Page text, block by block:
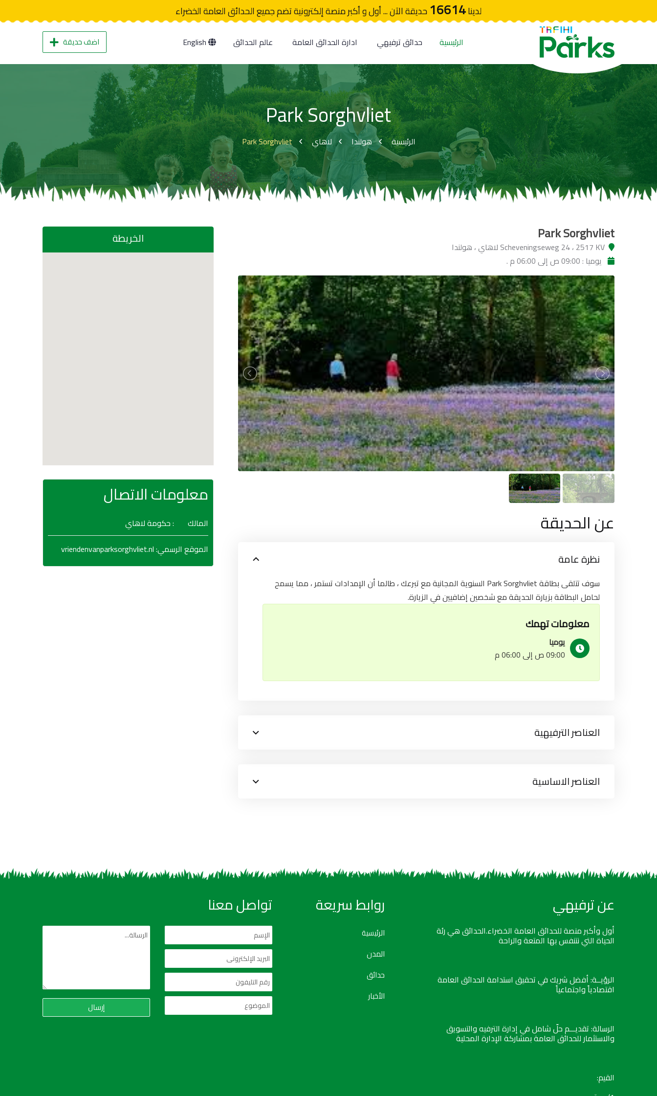
لدينا16614حديقة الآن ... أول و أكبر منصة إلكترونية تضم جميع الحدائق العامة الخضراء
الرئيسية حدائق ترفيهي ادارة الحدائق العامة عالم الحدائق اضف حديقة
Park Sorghvliet
الرئيسية هولندا لاهاي Park Sorghvliet
Park Sorghvliet
Scheveningseweg 24 ، 2517 KV لاهاي ، هولندا
يوميا : 09:00 ص إلى 06:00 م .
عن الحديقة
نظرة عامة
سوف تتلقى بطاقة Park Sorghvliet السنوية المجانية مع تبرعك ، طالما أن الإمدادات تستمر ، مما يسمح
لحامل البطاقة بزيارة الحديقة مع شخصين إضافيين في الزيارة.
معلومات تهمك
يوميا
09:00 ص إلى 06:00 م
العناصر الترفيهية
العناصر الاساسية
الخريطة
معلومات الاتصال
المالك
: حكومة لاهاي
الموقع الرسمي:
vriendenvanparksorghvliet.nl
عن ترفيهي
أول وأكبر منصة للحدائق العامة الخضراء.الحدائق هي رئة
الحياة التي نتنفس بها المتعة والراحة
الرؤيــة: أفضل شريك في تحقيق استدامة الحدائق العامة
اقتصادياً واجتماعياً
الرسالة: تقديـــم حلّ شامل في إدارة الترفيه والتسويق
والاستثمار للحدائق العامة بمشاركة الإدارة المحلية
القيم:
روابط سريعة
الرئيسية
المدن
حدائق
الأخبار
تواصل معنا
إرسال